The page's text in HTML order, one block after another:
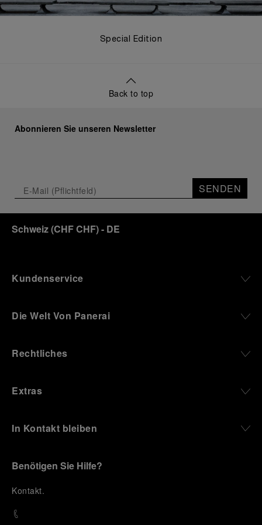
Special Edition
Back to top
Abonnieren Sie unseren Newsletter
SENDEN
Schweiz(CHF CHF)- DE
Kundenservice
Die Welt Von Panerai
Rechtliches
Extras
In Kontakt bleiben
Benötigen Sie Hilfe?
Kontakt.